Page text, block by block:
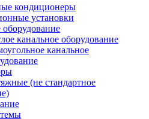
кондиционеры
установки
канальное оборудование
канальное
(не стандартное